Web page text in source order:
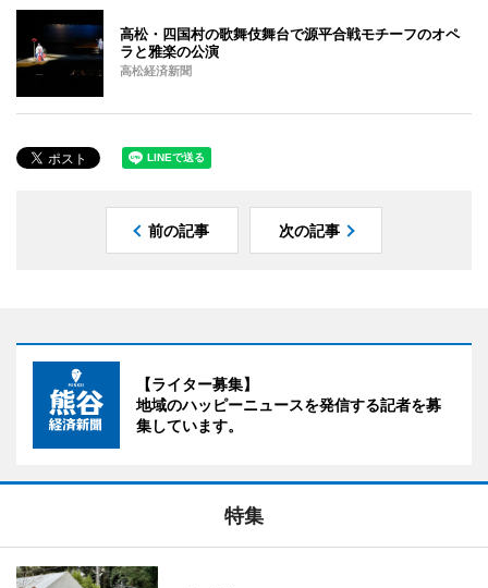
高松・四国村の歌舞伎舞台で源平合戦モチーフのオペ
ラと雅楽の公演
高松経済新聞
前の記事 次の記事
【ライター募集】
地域のハッピーニュースを発信する記者を募
集しています。
特集